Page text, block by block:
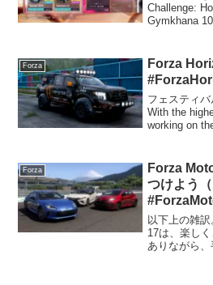
Challenge:
Gymkhana
Forza
Forza
フェスティ
With the
working on
Forza
Forza
つけよう
以下上の雑
17は、楽し
ありながら